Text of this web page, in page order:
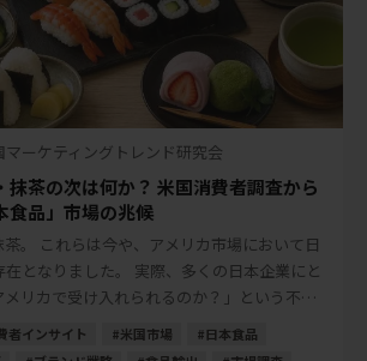
マーケティングトレンド研究会
抹茶の次は何か？ 米国消費者調査から
食品」市場の兆候
。 これらは今や、アメリカ市場において日
となりました。 実際、多くの日本企業にと
メリカで受け入れられるのか？」という不安
テーマではなくなりました […]
者インサイト 米国市場
日本食品